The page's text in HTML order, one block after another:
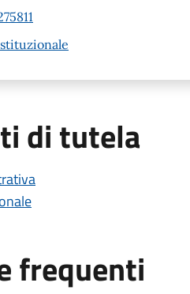
di tutela
frequenti